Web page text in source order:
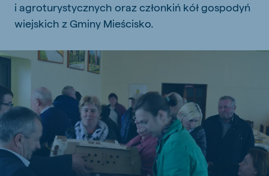
i agroturystycznych oraz członkiń kół gospodyń
wiejskich z Gminy Mieścisko.